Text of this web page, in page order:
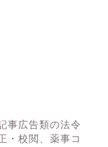
事広告類の法令
・校閲、薬事コ